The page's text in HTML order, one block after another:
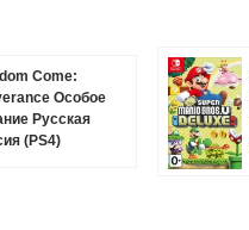
Come:
Особое
Русская
(PS4)